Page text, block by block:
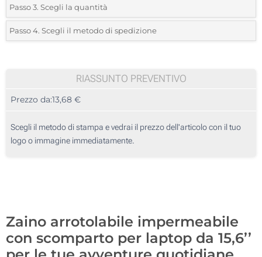
*Seleziona la posizione di stampa e il colore del vostro logo:
1 Colore (Davanti)
Passo 3. Scegli la quantità
*Quantità desiderata:
10
25
50
Passo 4. Scegli il metodo di spedizione
RIASSUNTO PREVENTIVO
Prezzo da:13,68 €
Scegli il metodo di stampa e vedrai il prezzo dell'articolo con il tuo
logo o immagine immediatamente.
Zaino arrotolabile impermeabile
con scomparto per laptop da 15,6’’